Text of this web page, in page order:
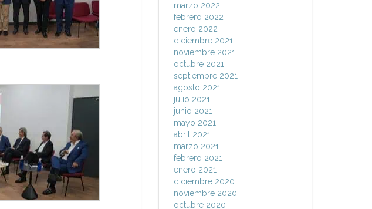
marzo 2022
febrero 2022
enero 2022
diciembre 2021
noviembre 2021
octubre 2021
septiembre 2021
agosto 2021
julio 2021
junio 2021
mayo 2021
abril 2021
marzo 2021
febrero 2021
enero 2021
diciembre 2020
noviembre 2020
octubre 2020